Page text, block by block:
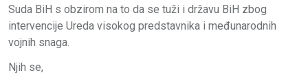
Suda BiH s obzirom na to da se tuži i državu BiH zbog
intervencije Ureda visokog predstavnika i međunarodnih
vojnih snaga.
Njih se,